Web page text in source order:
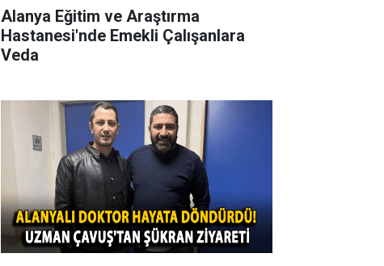
Alanya Eğitim ve Araştırma
Hastanesi'nde Emekli Çalışanlara
Veda